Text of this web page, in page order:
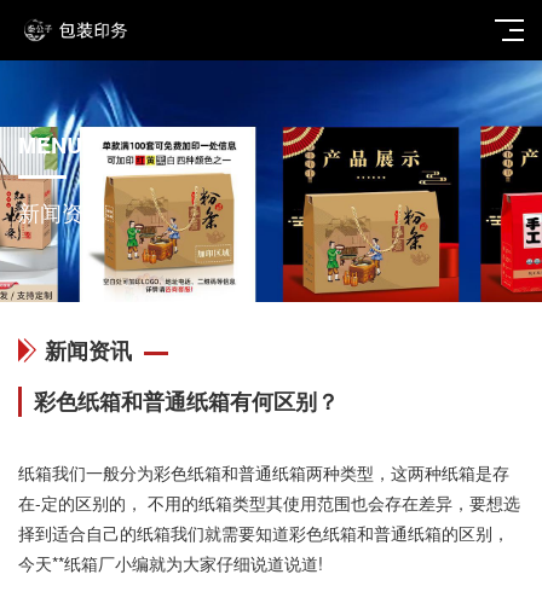
MENU
新闻资讯
新闻资讯
彩色纸箱和普通纸箱有何区别？
纸箱我们一般分为彩色纸箱和普通纸箱两种类型，这两种纸箱是存
在-定的区别的， 不用的纸箱类型其使用范围也会存在差异，要想选
择到适合自己的纸箱我们就需要知道彩色纸箱和普通纸箱的区别，
今天**纸箱厂小编就为大家仔细说道说道!